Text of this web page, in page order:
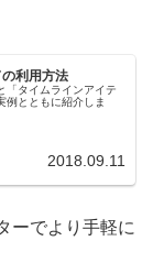
利用方法
「タイムラインアイテ
例とともに紹介しま
2018.09.11
ーでより手軽に